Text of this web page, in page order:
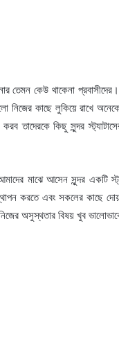
তেমন কেউ থাকেনা
কাছে লুকিয়ে রাখে
তাদেরকে কিছু সুন্দর
মাঝে আসেন সুন্দর একটি
করতে এবং সকলের কাছে
অসুস্থতার বিষয় খুব